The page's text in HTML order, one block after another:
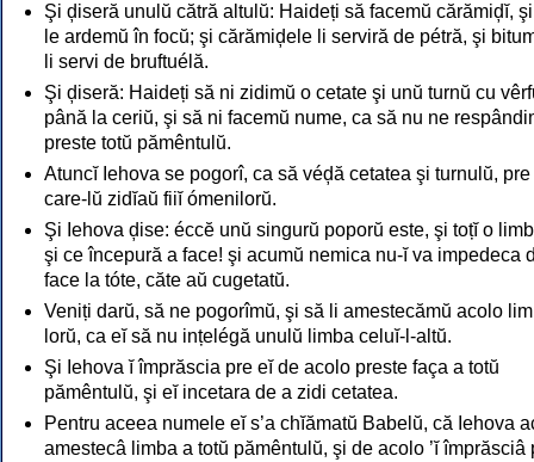
Şi ḑiseră unulŭ cătră altulŭ: Haideți să facemŭ cărămiḑĭ,
le ardemŭ în focŭ; şi cărămiḑele li serviră de pétră, şi
li servi de bruftuélă.
Şi ḑiseră: Haideți să ni zidimŭ o cetate şi unŭ turnŭ cu
până la ceriŭ, şi să ni facemŭ nume, ca să nu ne
preste totŭ pămêntulŭ.
Atuncĭ Iehova se pogorî, ca să véḑă cetatea şi turnulŭ, pre
care-lŭ zidĭaŭ fiiĭ ómenilorŭ.
Şi Iehova ḑise: éccĕ unŭ singurŭ poporŭ este, şi toțĭ o
şi ce începură a face! şi acumŭ nemica nu-ĭ va impedeca
face la tóte, căte aŭ cugetatŭ.
Veniți darŭ, să ne pogorîmŭ, şi să li amestecămŭ acolo
lorŭ, ca eĭ să nu ințelégă unulŭ limba celuĭ-l-altŭ.
Şi Iehova ĭ împrăscia pre eĭ de acolo preste faça a totŭ
pămêntulŭ, şi eĭ incetara de a zidi cetatea.
Pentru aceea numele eĭ s’a chĭămatŭ Babelŭ, că Iehova
amestecâ limba a totŭ pămêntulŭ, şi de acolo ’ĭ împrăsciâ